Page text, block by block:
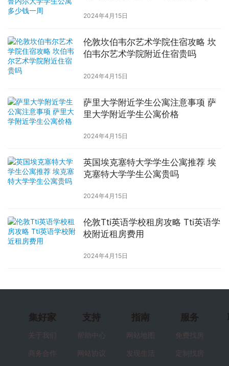
2024年4月15日
伦敦坎伯韦尔艺术学院住宿攻略 坎
伯韦尔艺术学院附近住宿贵吗
2024年4月15日
萨里大学附近学生公寓注意事项 萨
里大学附近学生公寓价格
2024年4月15日
英国埃克塞特大学学生公寓推荐 埃
克塞特大学学生公寓贵吗
2024年4月15日
伦敦Tti英语学校租房攻略 Tti英语学
校附近租房费用
2024年4月15日
集好家
关于我们
商务合作
支持
帮助中心
网站协议
指南
网站地图
发现生活
服务
免费找房
定制找房